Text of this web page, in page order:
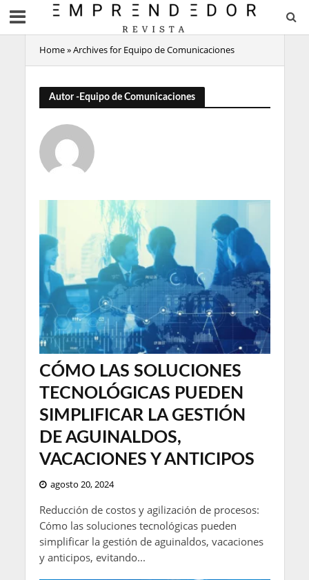
Home»Archives for Equipo de Comunicaciones
Autor -Equipo de Comunicaciones
CÓMO LAS SOLUCIONES
TECNOLÓGICAS PUEDEN
SIMPLIFICAR LA GESTIÓN
DE AGUINALDOS,
VACACIONES Y ANTICIPOS
agosto 20, 2024
Reducción de costos y agilización de procesos:
Cómo las soluciones tecnológicas pueden
simplificar la gestión de aguinaldos, vacaciones
y anticipos, evitando...